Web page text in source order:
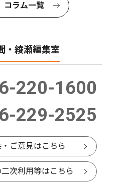
瀬
２社が協力し、
熊本の被災地へ
普段見ら
月18日か
リーンセ
間開放
コラム一覧
・綾瀬編集室
220-1600
229-2525
ご意見はこちら
次利用等はこちら